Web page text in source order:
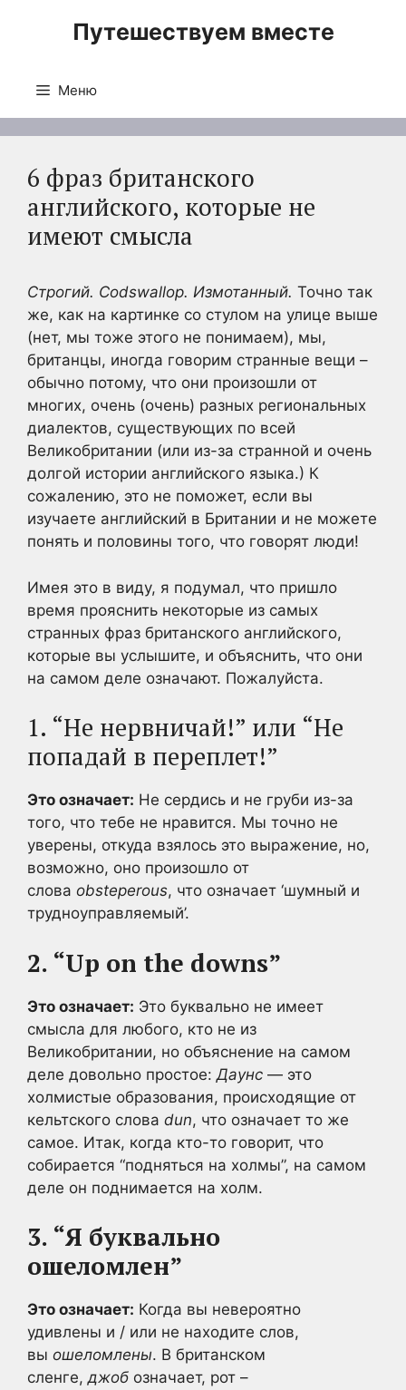
Путешествуем вместе
Меню
6 фраз британского
английского, которые не
имеют смысла
Строгий. Codswallop. Измотанный. Точно так
же, как на картинке со стулом на улице выше
(нет, мы тоже этого не понимаем), мы,
британцы, иногда говорим странные вещи –
обычно потому, что они произошли от
многих, очень (очень) разных региональных
диалектов, существующих по всей
Великобритании (или из-за странной и очень
долгой истории английского языка.) К
сожалению, это не поможет, если вы
изучаете английский в Британии и не можете
понять и половины того, что говорят люди!
Имея это в виду, я подумал, что пришло
время прояснить некоторые из самых
странных фраз британского английского,
которые вы услышите, и объяснить, что они
на самом деле означают. Пожалуйста.
1. “Не нервничай!” или “Не
попадай в переплет!”
Это означает: Не сердись и не груби из-за
того, что тебе не нравится. Мы точно не
уверены, откуда взялось это выражение, но,
возможно, оно произошло от
слова obsteperous, что означает ‘шумный и
трудноуправляемый’.
2. “Up on the downs”
Это означает: Это буквально не имеет
смысла для любого, кто не из
Великобритании, но объяснение на самом
деле довольно простое: Даунс — это
холмистые образования, происходящие от
кельтского слова dun, что означает то же
самое. Итак, когда кто-то говорит, что
собирается “подняться на холмы”, на самом
деле он поднимается на холм.
3. “Я буквально
ошеломлен”
Это означает: Когда вы невероятно
удивлены и / или не находите слов,
вы ошеломлены. В британском
сленге,джоб означает, рот –